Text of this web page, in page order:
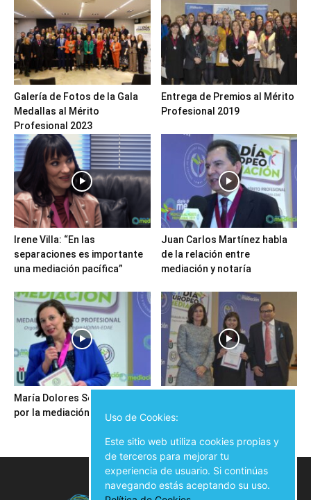
Galería de Fotos de la Gala
Medallas al Mérito
Profesional 2023
Entrega de Premios al Mérito
Profesional 2019
Irene Villa: “En las
separaciones es importante
una mediación pacífica”
Juan Carlos Martínez habla
de la relación entre
mediación y notaría
María Dolores Seijo trabaja
por la mediación en Galicia
que procurar un cambio hacia
Uso de Cookies:
Este sitio web utiliza cookies propias y
de terceros para mejorar tu
experiencia de usuario. Si continúas
navegando estás aceptando su uso.